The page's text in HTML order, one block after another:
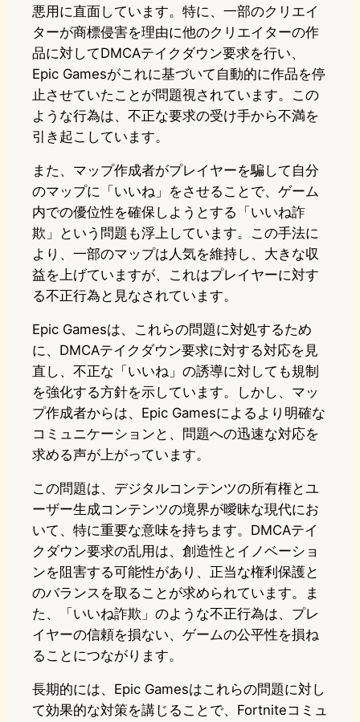
悪用に直面しています。特に、一部のクリエイ
ターが商標侵害を理由に他のクリエイターの作
品に対してDMCAテイクダウン要求を行い、
Epic Gamesがこれに基づいて自動的に作品を停
止させていたことが問題視されています。この
ような行為は、不正な要求の受け手から不満を
引き起こしています。
また、マップ作成者がプレイヤーを騙して自分
のマップに「いいね」をさせることで、ゲーム
内での優位性を確保しようとする「いいね詐
欺」という問題も浮上しています。この手法に
より、一部のマップは人気を維持し、大きな収
益を上げていますが、これはプレイヤーに対す
る不正行為と見なされています。
Epic Gamesは、これらの問題に対処するため
に、DMCAテイクダウン要求に対する対応を見
直し、不正な「いいね」の誘導に対しても規制
を強化する方針を示しています。しかし、マッ
プ作成者からは、Epic Gamesによるより明確な
コミュニケーションと、問題への迅速な対応を
求める声が上がっています。
この問題は、デジタルコンテンツの所有権とユ
ーザー生成コンテンツの境界が曖昧な現代にお
いて、特に重要な意味を持ちます。DMCAテイ
クダウン要求の乱用は、創造性とイノベーショ
ンを阻害する可能性があり、正当な権利保護と
のバランスを取ることが求められています。ま
た、「いいね詐欺」のような不正行為は、プレ
イヤーの信頼を損ない、ゲームの公平性を損ね
ることにつながります。
長期的には、Epic Gamesはこれらの問題に対し
て効果的な対策を講じることで、Fortniteコミュ